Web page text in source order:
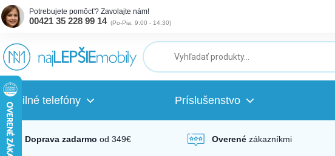
Potrebujete pomôcť? Zavolajte nám!
00421 35 228 99 14 (Po-Pia: 9:00 - 14:30)
Mobilné telefóny Príslušenstvo
Doprava zadarmo od 349€ Overené zákazníkmi